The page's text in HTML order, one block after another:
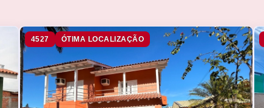
4527 ÓTIMA LOCALIZAÇÃO